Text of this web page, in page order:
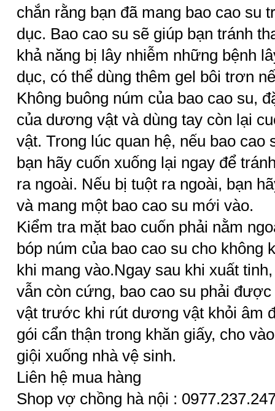
chắn rằng bạn đã mang bao cao su
dục. Bao cao su sẽ giúp bạn tránh
khả năng bị lây nhiễm những bệnh
dục, có thể dùng thêm gel bôi trơn
Không buông núm của bao cao su,
của dương vật và dùng tay còn lại
vật. Trong lúc quan hệ, nếu bao cao
bạn hãy cuốn xuống lại ngay để
ra ngoài. Nếu bị tuột ra ngoài, bạn
và mang một bao cao su mới vào.
Kiểm tra mặt bao cuốn phải nằm
bóp núm của bao cao su cho không
khi mang vào.Ngay sau khi xuất
vẫn còn cứng, bao cao su phải
vật trước khi rút dương vật khỏi âm
gói cẩn thận trong khăn giấy, cho
giội xuống nhà vệ sinh.
Liên hệ mua hàng
Shop vợ chồng hà nội :